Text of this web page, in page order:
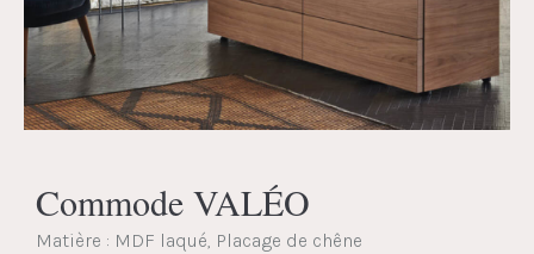
Commode VALÉO
Matière : MDF laqué, Placage de chêne